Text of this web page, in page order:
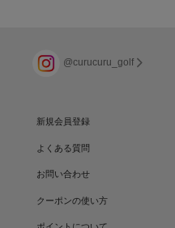
@curucuru_golf
新規会員登録
よくある質問
お問い合わせ
クーポンの使い方